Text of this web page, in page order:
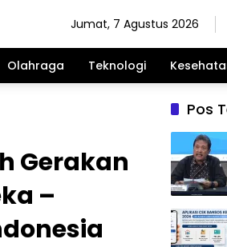
Jumat, 7 Agustus 2026
Olahraga Teknologi
Gerakan
–
Pos